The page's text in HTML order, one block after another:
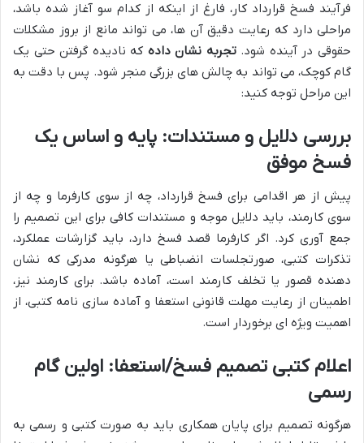
فرآیند فسخ قرارداد کار، فارغ از اینکه از کدام سو آغاز شده باشد،
مراحلی دارد که رعایت دقیق آن ها، می تواند مانع از بروز مشکلات
حقوقی در آینده شود.تجربه نشان داده که نادیده گرفتن حتی یک
گام کوچک، می تواند به چالش های بزرگی منجر شود. پس با دقت به
این مراحل توجه کنید:
بررسی دلایل و مستندات: پایه و اساس یک
فسخ موفق
پیش از هر اقدامی برای فسخ قرارداد، چه از سوی کارفرما و چه از
سوی کارمند، باید دلایل موجه و مستندات کافی برای این تصمیم را
جمع آوری کرد. اگر کارفرما قصد فسخ دارد، باید گزارشات عملکرد،
تذکرات کتبی، صورتجلسات انضباطی یا هرگونه مدرکی که نشان
دهنده قصور یا تخلف کارمند است، آماده باشد. برای کارمند نیز،
اطمینان از رعایت مهلت قانونی استعفا و آماده سازی نامه کتبی، از
اهمیت ویژه ای برخوردار است.
اعلام کتبی تصمیم فسخ/استعفا: اولین گام
رسمی
هرگونه تصمیم برای پایان همکاری باید به صورت کتبی و رسمی به